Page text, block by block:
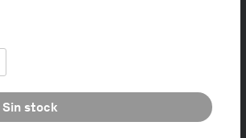
Sin stock